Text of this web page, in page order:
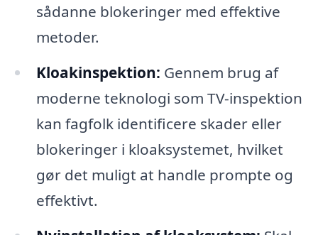
sådanne blokeringer med effektive
metoder.
Kloakinspektion: Gennem brug af
moderne teknologi som TV-inspektion
kan fagfolk identificere skader eller
blokeringer i kloaksystemet, hvilket
gør det muligt at handle prompte og
effektivt.